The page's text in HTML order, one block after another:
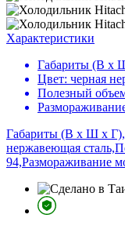
Характеристики
Габариты (В х
Цвет: черная
Полезный
Габариты (В х Ш х Г),
нержавеющая
94,Размораживание